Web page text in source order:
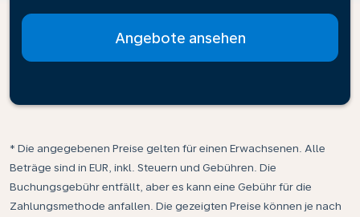
Angebote ansehen
* Die angegebenen Preise gelten für einen Erwachsenen. Alle
Beträge sind in EUR, inkl. Steuern und Gebühren. Die
Buchungsgebühr entfällt, aber es kann eine Gebühr für die
Zahlungsmethode anfallen. Die gezeigten Preise können je nach